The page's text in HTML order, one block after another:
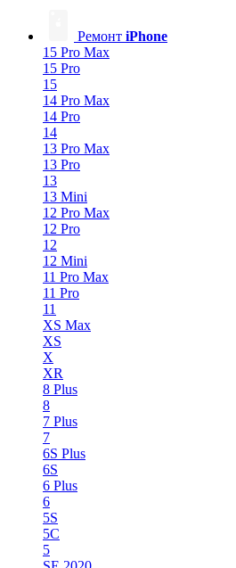
Ремонт iPhone
15 Pro Max
15 Pro
15
14 Pro Max
14 Pro
14
13 Pro Max
13 Pro
13
13 Mini
12 Pro Max
12 Pro
12
12 Mini
11 Pro Max
11 Pro
11
XS Max
XS
X
XR
8 Plus
8
7 Plus
7
6S Plus
6S
6 Plus
6
5S
5C
5